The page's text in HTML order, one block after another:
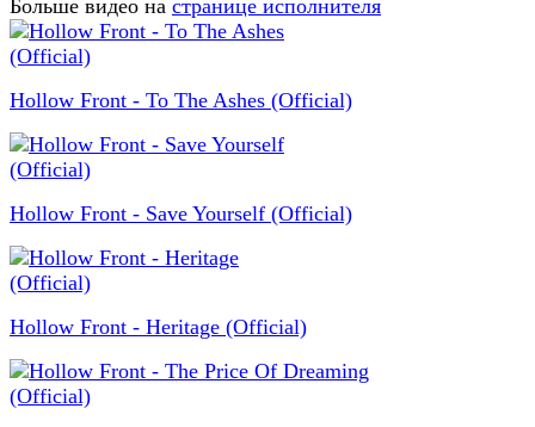
Больше видео на странице исполнителя
Hollow Front - To The Ashes (Official)
Hollow Front - Save Yourself (Official)
Hollow Front - Heritage (Official)